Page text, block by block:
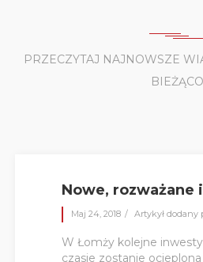
PRZECZYTAJ NAJNOWSZE
BIEŻĄCO
Nowe, rozważane
Maj 24, 2018 Artykył dodany
W Łomży kolejne
czasie zostanie